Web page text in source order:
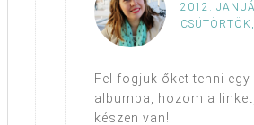
2012.
Fel fogjuk őket tenni egy
albumba, hozom a
készen van!